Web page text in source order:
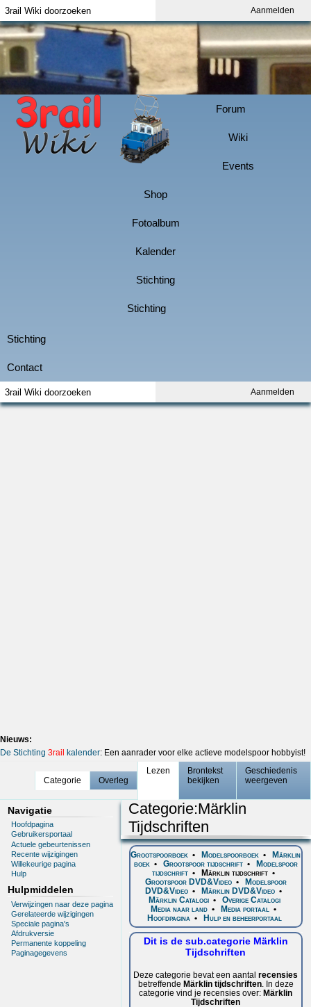
Aanmelden
Aanmelden
Nieuws:
De Stichting 3rail kalender: Een aanrader voor elke actieve modelspoor hobbyist!
Categorie Overleg
Lezen
Brontekst
bekijken
Geschiedenis
weergeven
Navigatie
Hoofdpagina
Gebruikersportaal
Actuele gebeurtenissen
Recente wijzigingen
Willekeurige pagina
Hulp
Hulpmiddelen
Verwijzingen naar deze pagina
Gerelateerde wijzigingen
Speciale pagina's
Afdrukversie
Permanente koppeling
Paginagegevens
Categorie:Märklin
Tijdschriften
Grootspoorboek • Modelspoorboek •
Märklin
boek• Grootspoor tijdschrift•
Modelspoor
tijdschrift • Märklin tijdschrift •
Grootspoor DVD&Video•
Modelspoor
DVD&Video • Märklin DVD&Video •
Märklin Catalogi •
Overige Catalogi
Media naar land • Media portaal
•
Hoofdpagina • Hulp en beheerportaal
Dit is de sub.categorie Märklin
Tijdschriften
Deze categorie bevat een aantalrecensies
betreffende Märklin tijdschriften. In deze
categorie vind je recensies over:Märklin
Tijdschriften